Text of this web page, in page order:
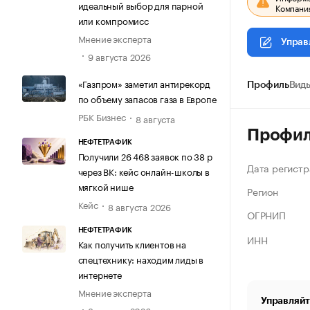
идеальный выбор для парной
или компромисс
Мнение эксперта
9 августа 2026
«Газпром» заметил антирекорд
по объему запасов газа в Европе
РБК Бизнес
8 августа
НЕФТЕТРАФИК
Получили 26 468 заявок по 38 р
через ВК: кейс онлайн-школы в
мягкой нише
Кейс
8 августа 2026
НЕФТЕТРАФИК
Как получить клиентов на
спецтехнику: находим лиды в
интернете
Мнение эксперта
Профиль
Дата
Регион
ОГРНИП
ИНН